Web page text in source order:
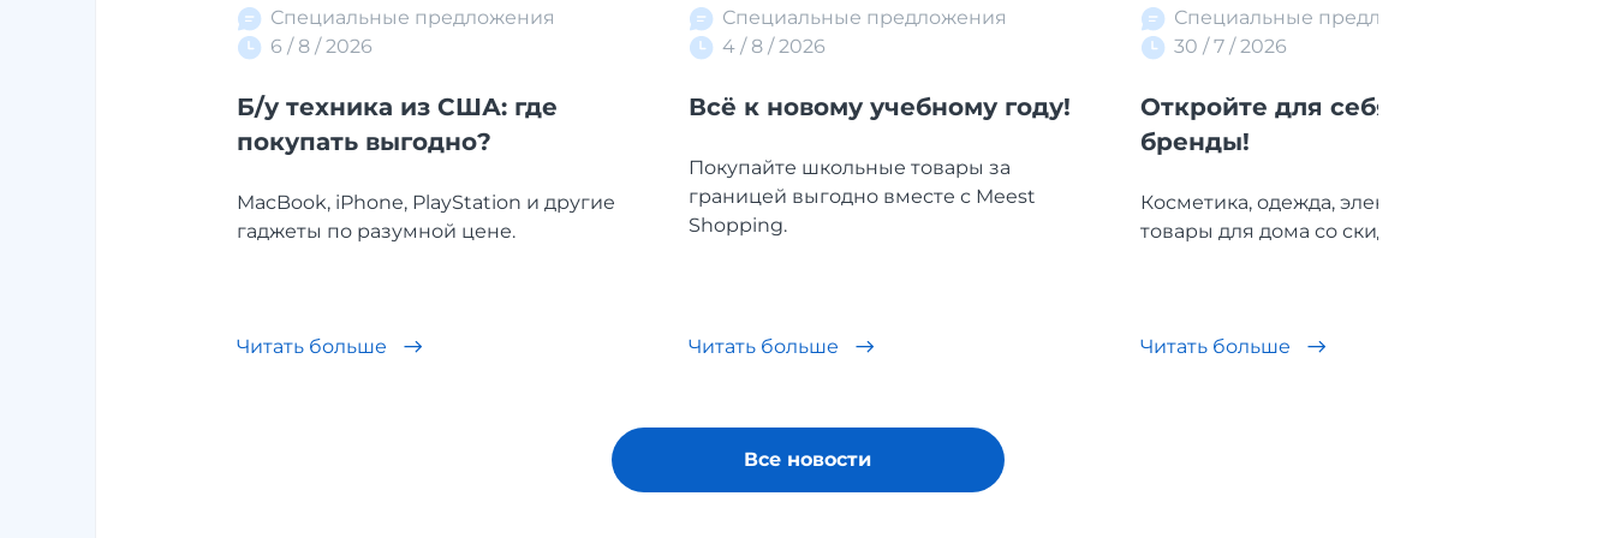
Специальные предложения
6 / 8 / 2026
Б/у техника из США: где
покупать выгодно?
MacBook, iPhone, PlayStation и другие
гаджеты по разумной цене.
Читать больше
Специальные предложения
4 / 8 / 2026
Всё к новому учебному году!
Покупайте школьные товары за
границей выгодно вместе с Meest
Shopping.
Читать больше
Специальные предложения
30 / 7 / 2026
Откройте для себя польские
бренды!
Косметика, одежда, электроника и
товары для дома со скидками до -90%....
Читать больше
Все новости